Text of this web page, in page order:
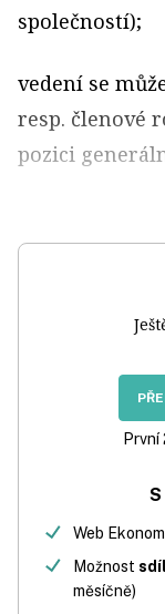
společností);
vedení se
resp. členové
pozici
První
Web
Možnost
měsíčně)